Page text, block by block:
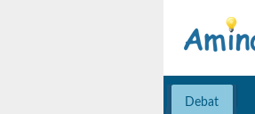
Debat